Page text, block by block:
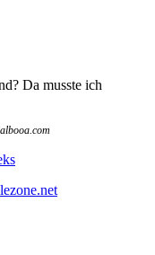
Da musste ich